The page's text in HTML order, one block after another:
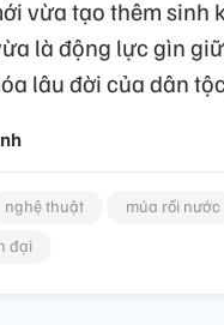
vừa tạo thêm sinh
là động lực gìn
lâu đời của dân
nghệ thuật
múa rối nước
đại